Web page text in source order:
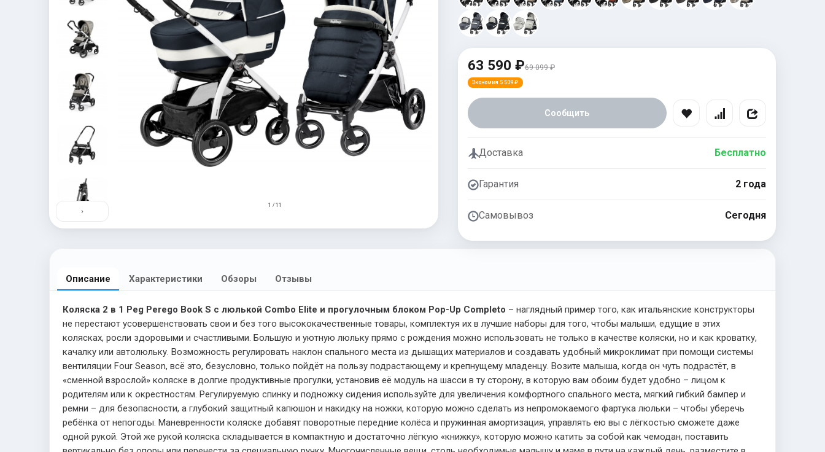
›
1 / 11
63 590 ₽69 099 ₽
Экономия 5 509 ₽
Сообщить
Доставка Бесплатно
Гарантия 2 года
Самовывоз Сегодня
Описание Характеристики Обзоры Отзывы
Коляска 2 в 1 Peg Perego Book S с люлькой Combo Elite и прогулочным блоком Pop-Up Completo – наглядный пример того, как итальянские конструкторы
не перестают усовершенствовать свои и без того высококачественные товары, комплектуя их в лучшие наборы для того, чтобы малыши, едущие в этих
колясках, росли здоровыми и счастливыми. Большую и уютную люльку прямо с рождения можно использовать не только в качестве коляски, но и как кроватку,
качалку или автолюльку. Возможность регулировать наклон спального места из дышащих материалов и создавать удобный микроклимат при помощи системы
вентиляции Four Season, всё это, безусловно, только пойдёт на пользу подрастающему и крепнущему младенцу. Возите малыша, когда он чуть подрастёт, в
«сменной взрослой» коляске в долгие продуктивные прогулки, установив её модуль на шасси в ту сторону, в которую вам обоим будет удобно – лицом к
родителям или к окрестностям. Регулируемую спинку и подножку сидения используйте для увеличения комфортного спального места, мягкий гибкий бампер и
ремни – для безопасности, а глубокий защитный капюшон и накидку на ножки, которую можно сделать из непромокаемого фартука люльки – чтобы уберечь
ребёнка от непогоды. Маневренности коляске добавят поворотные передние колёса и пружинная амортизация, управлять ею вы с лёгкостью сможете даже
одной рукой. Этой же рукой коляска складывается в компактную и достаточно лёгкую «книжку», которую можно катить за собой как чемодан, поставить